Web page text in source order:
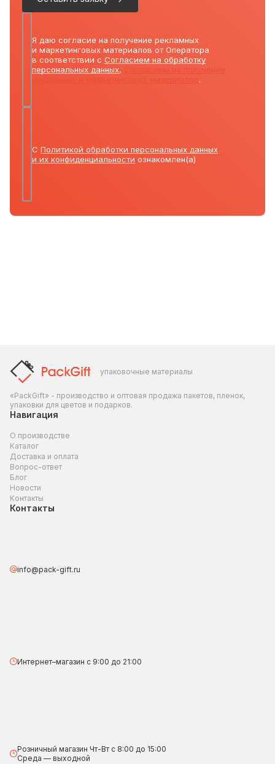
Я даю согласие на получение рекламных
и маркетинговых материалов от Оператора
в соответствии с Согласием на обработку
персональных данных,
.
С Политикой обработки персональных данных
и их конфиденциальности ознакомлен(а)
упаковочные материалы
«PackGift» - производство и оптовая продажа пакетов, пленок,
упаковки для цветов и подарков.
Навигация
О производстве
Каталог
Доставка и оплата
Вопрос-ответ
Блог
Новости
Контакты
Контакты
info@pack-gift.ru
Интернет–магазин с 9:00 до 21:00
Розничный магазин Чт-Вт с 8:00 до 15:00
Среда — выходной